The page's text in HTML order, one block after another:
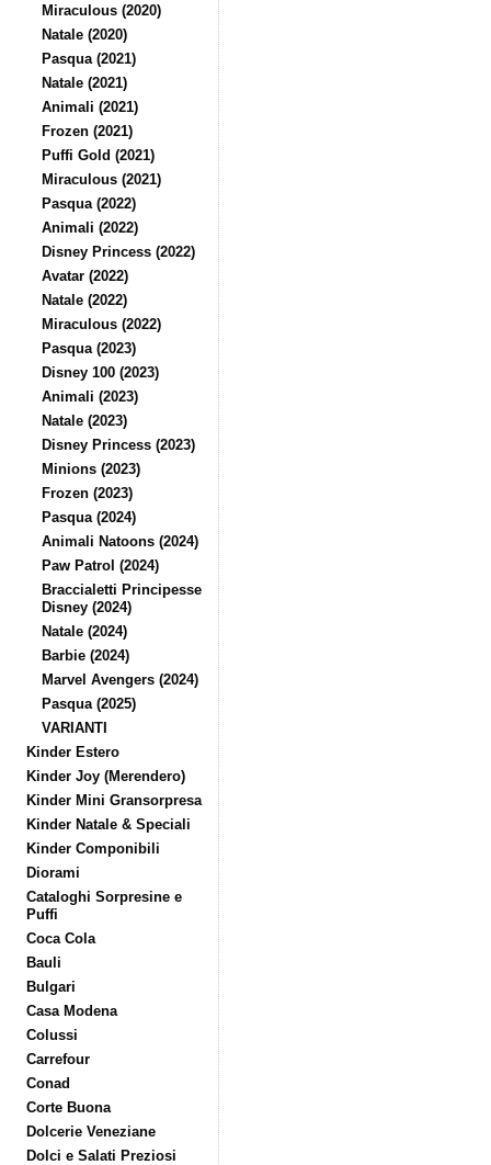
Miraculous (2020)
Natale (2020)
Pasqua (2021)
Natale (2021)
Animali (2021)
Frozen (2021)
Puffi Gold (2021)
Miraculous (2021)
Pasqua (2022)
Animali (2022)
Disney Princess (2022)
Avatar (2022)
Natale (2022)
Miraculous (2022)
Pasqua (2023)
Disney 100 (2023)
Animali (2023)
Natale (2023)
Disney Princess (2023)
Minions (2023)
Frozen (2023)
Pasqua (2024)
Animali Natoons (2024)
Paw Patrol (2024)
Braccialetti Principesse
Disney (2024)
Natale (2024)
Barbie (2024)
Marvel Avengers (2024)
Pasqua (2025)
VARIANTI
Kinder Estero
Kinder Joy (Merendero)
Kinder Mini Gransorpresa
Kinder Natale & Speciali
Kinder Componibili
Diorami
Cataloghi Sorpresine e
Puffi
Coca Cola
Bauli
Bulgari
Casa Modena
Colussi
Carrefour
Conad
Corte Buona
Dolcerie Veneziane
Dolci e Salati Preziosi